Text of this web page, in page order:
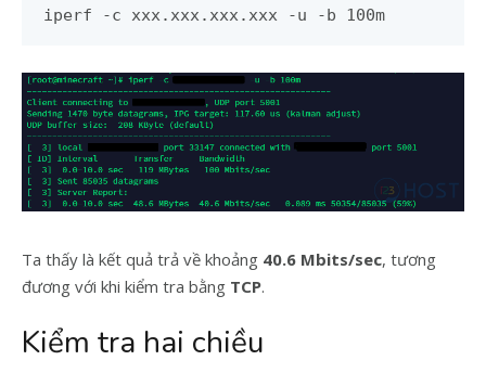
iperf -c xxx.xxx.xxx.xxx -u -b 100m
Ta thấy là kết quả trả về khoảng 40.6 Mbits/sec, tương
đương với khi kiểm tra bằng TCP.
Kiểm tra hai chiều